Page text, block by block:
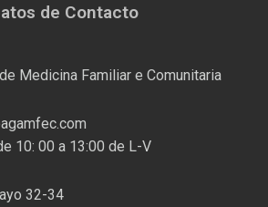
de Contacto
Medicina Familiar e Comunitaria
10: 00 a 13:00 de L-V
32-34